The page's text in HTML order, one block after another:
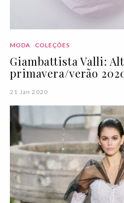
MODA COLEÇÕES
Giambattista Valli:
primavera/verão
21 Jan 2020